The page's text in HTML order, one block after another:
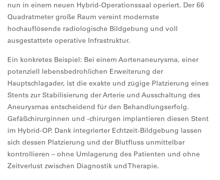
nun in einem neuen Hybrid-Operationssaal operiert. Der 66
Quadratmeter große Raum vereint modernste
hochauflösende radiologische Bildgebung und voll
ausgestattete operative Infrastruktur.
Ein konkretes Beispiel: Bei einem Aortenaneurysma, einer
potenziell lebensbedrohlichen Erweiterung der
Hauptschlagader, ist die exakte und zügige Platzierung eines
Stents zur Stabilisierung der Arterie und Ausschaltung des
Aneurysmas entscheidend für den Behandlungserfolg.
Gefäßchirurginnen und -chirurgen implantieren diesen Stent
im Hybrid-OP. Dank integrierter Echtzeit-Bildgebung lassen
sich dessen Platzierung und der Blutfluss unmittelbar
kontrollieren – ohne Umlagerung des Patienten und ohne
Zeitverlust zwischen Diagnostik und Therapie.